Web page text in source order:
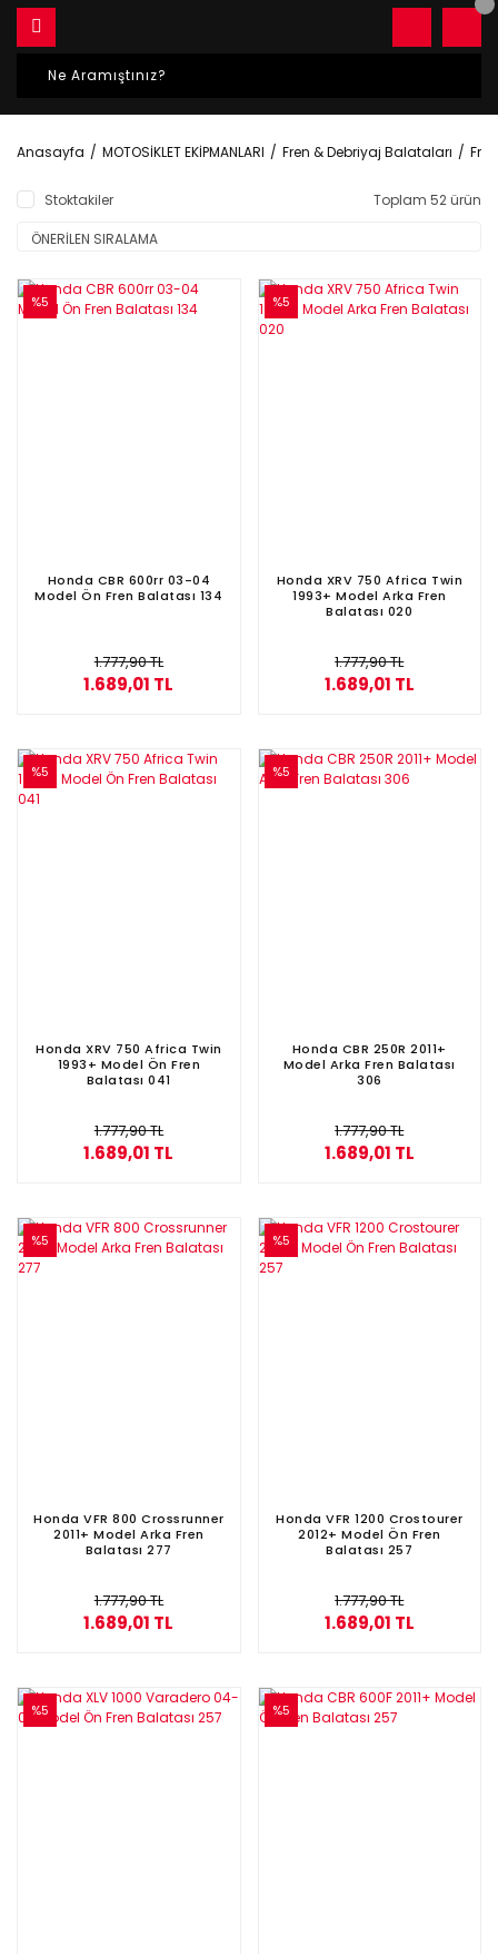
Anasayfa MOTOSİKLET EKİPMANLARI Fren & Debriyaj Balataları
Stoktakiler Toplam 52 ürün
%5
Honda CBR 600rr 03-04
Model Ön Fren Balatası 134
1.777,90 TL
1.689,01 TL
%5
Honda XRV 750 Africa Twin
1993+ Model Arka Fren
Balatası 020
1.777,90 TL
1.689,01 TL
%5
Honda XRV 750 Africa Twin
1993+ Model Ön Fren
Balatası 041
1.777,90 TL
1.689,01 TL
%5
Honda CBR 250R 2011+
Model Arka Fren Balatası
306
1.777,90 TL
1.689,01 TL
%5
Honda VFR 800 Crossrunner
2011+ Model Arka Fren
Balatası 277
1.777,90 TL
1.689,01 TL
%5
Honda VFR 1200 Crostourer
2012+ Model Ön Fren
Balatası 257
1.777,90 TL
1.689,01 TL
%5 %5